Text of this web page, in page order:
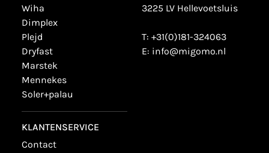
wiha
dimplex
plejd
dryfast
marstek
mennekes
soler+palau
KLANTENSERVICE
contact
3225 LV Hellevoetsluis
T: +31(0)181-324063
E: info@migomo.nl